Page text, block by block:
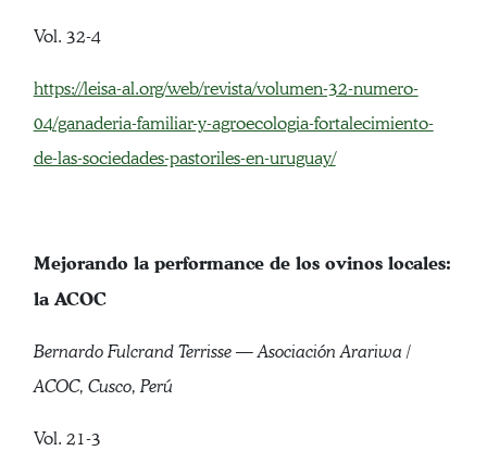
Vol. 32-4
https://leisa-al.org/web/revista/volumen-32-numero-
04/ganaderia-familiar-y-agroecologia-fortalecimiento-
de-las-sociedades-pastoriles-en-uruguay/
Mejorando la performance de los ovinos locales:
la ACOC
Bernardo Fulcrand Terrisse — Asociación Arariwa /
ACOC, Cusco, Perú
Vol. 21-3